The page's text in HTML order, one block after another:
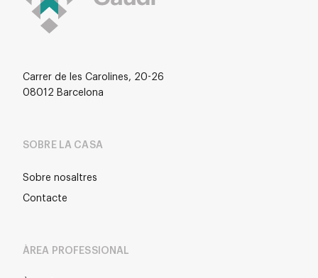
Carrer de les Carolines, 20-26
08012 Barcelona
SOBRE LA CASA
Sobre nosaltres
Contacte
ÀREA PROFESSIONAL